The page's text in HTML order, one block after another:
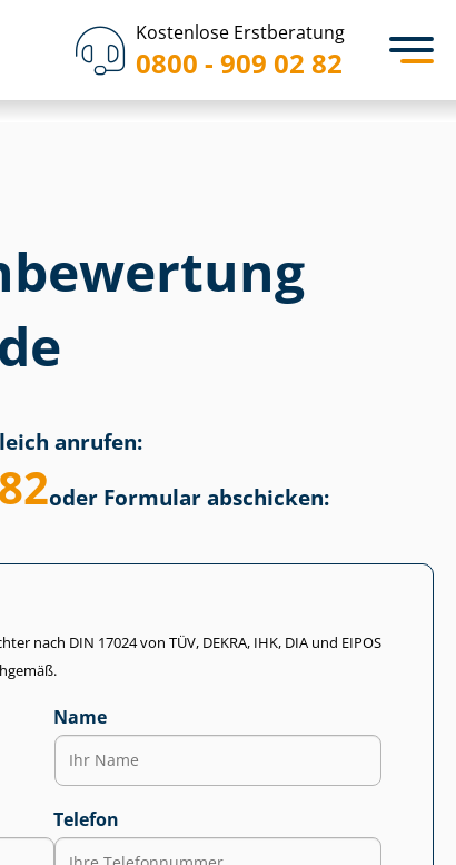
Kostenlose Erstberatung
0800 - 909 02 82
anrufen:
oder Formular abschicken:
nach DIN 17024 von TÜV, DEKRA, IHK, DIA und EIPOS
Name
Telefon